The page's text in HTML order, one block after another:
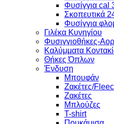
Φυσίγγια cal
Σκοπευτικά
Φυσίγγια
Γιλέκα Κυνηγίου
Φυσιγγιοθήκες-
Καλύμματα
Θήκες Όπλων
Ένδυση
Μπουφάν
Ζακέτες/
Ζακέτες
Μπλούζες
T-shirt